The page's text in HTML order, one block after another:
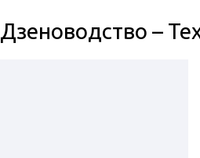
Дзеноводство –